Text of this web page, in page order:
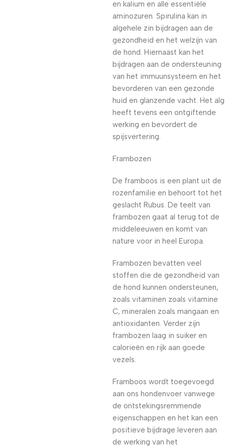
en kalium en alle essentiële
aminozuren. Spirulina kan in
algehele zin bijdragen aan de
gezondheid en het welzijn van
de hond. Hiernaast kan het
bijdragen aan de ondersteuning
van het immuunsysteem en het
bevorderen van een gezonde
huid en glanzende vacht. Het alg
heeft tevens een ontgiftende
werking en bevordert de
spijsvertering.
Frambozen
De framboos is een plant uit de
rozenfamilie en behoort tot het
geslacht Rubus. De teelt van
frambozen gaat al terug tot de
middeleeuwen en komt van
nature voor in heel Europa.
Frambozen bevatten veel
stoffen die de gezondheid van
de hond kunnen ondersteunen,
zoals vitaminen zoals vitamine
C, mineralen zoals mangaan en
antioxidanten. Verder zijn
frambozen laag in suiker en
calorieën en rijk aan goede
vezels.
Framboos wordt toegevoegd
aan ons hondenvoer vanwege
de ontstekingsremmende
eigenschappen en het kan een
positieve bijdrage leveren aan
de werking van het